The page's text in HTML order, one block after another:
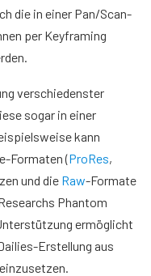
die in einer Pan/Scan-
per Keyframing
verschiedenster
sogar in einer
kann
Formaten (ProRes,
und die Raw-Formate
Phantom
ermöglicht
Erstellung aus